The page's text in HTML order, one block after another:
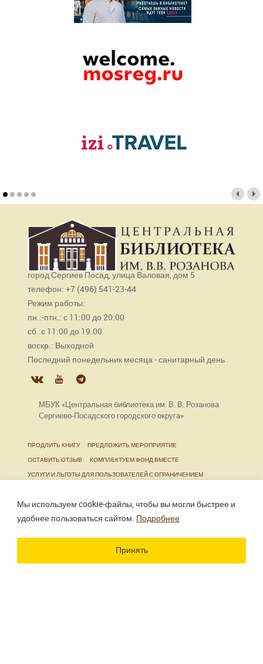
Мы используем cookie‑файлы, чтобы вы могли быстрее и
удобнее пользоваться сайтом. Подробнее
Принять
город Сергиев Посад, улица Валовая, дом 5
телефон: +7 (496) 541-23-44
Режим работы:
пн.:-птн.: с 11:00 до 20:00
сб.:с 11:00 до 19:00
воскр.: Выходной
Последний понедельник месяца - санитарный день
МБУК «Центральная библиотека им. В. В. Розанова
Сергиево-Посадского городского округа»
ПРОДЛИТЬ КНИГУ
ПРЕДЛОЖИТЬ МЕРОПРИЯТИЕ
ОСТАВИТЬ ОТЗЫВ
КОМПЛЕКТУЕМ ФОНД ВМЕСТЕ
УСЛУГИ И ЛЬГОТЫ ДЛЯ ПОЛЬЗОВАТЕЛЕЙ С ОГРАНИЧЕНИЕМ
ЖИЗНЕДЕЯТЕЛЬНОСТИ
Использование материалов сайта разрешено только
при наличии активной ссылки.